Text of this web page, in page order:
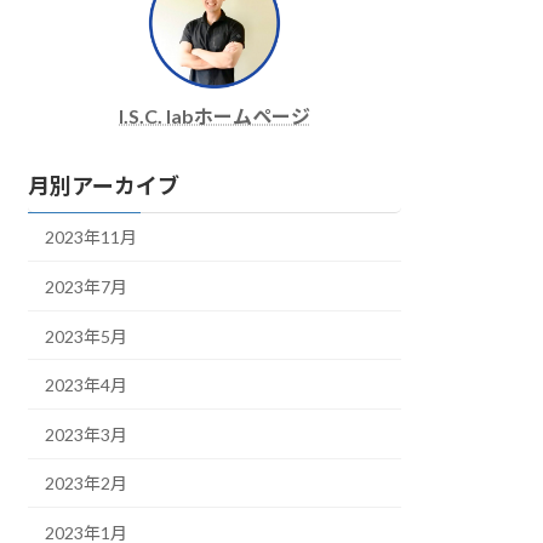
I.S.C. labホームページ
月別アーカイブ
2023年11月
2023年7月
2023年5月
2023年4月
2023年3月
2023年2月
2023年1月